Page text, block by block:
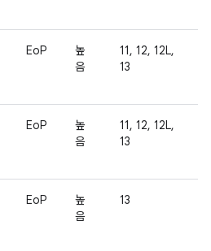
EoP
높
음
11, 12, 12L,
13
EoP
높
음
11, 12, 12L,
13
EoP
높
음
13